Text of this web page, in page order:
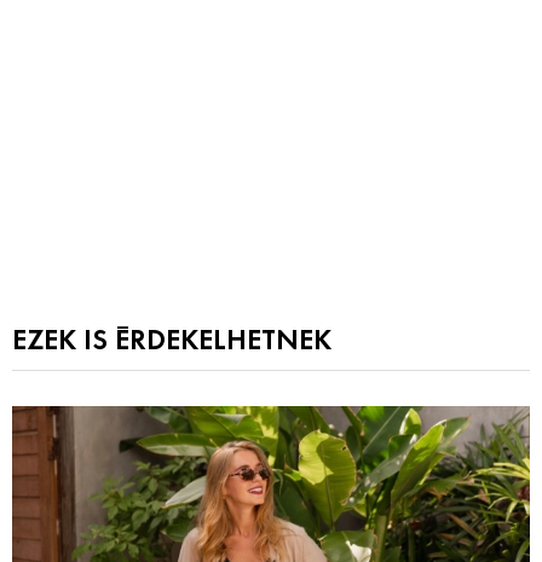
EZEK IS ÉRDEKELHETNEK